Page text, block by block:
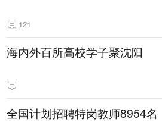
121
海内外百所高校学子聚沈阳
全国计划招聘特岗教师8954名